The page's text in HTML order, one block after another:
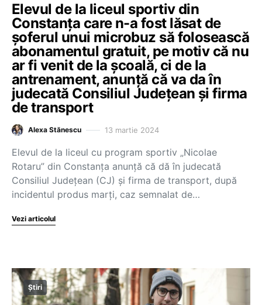
Elevul de la liceul sportiv din
Constanța care n-a fost lăsat de
șoferul unui microbuz să folosească
abonamentul gratuit, pe motiv că nu
ar fi venit de la școală, ci de la
antrenament, anunță că va da în
judecată Consiliul Județean și firma
de transport
Alexa Stănescu 13 martie 2024
Elevul de la liceul cu program sportiv „Nicolae
Rotaru” din Constanța anunță că dă în judecată
Consiliul Județean (CJ) și firma de transport, după
incidentul produs marți, caz semnalat de…
Vezi articolul
Știri